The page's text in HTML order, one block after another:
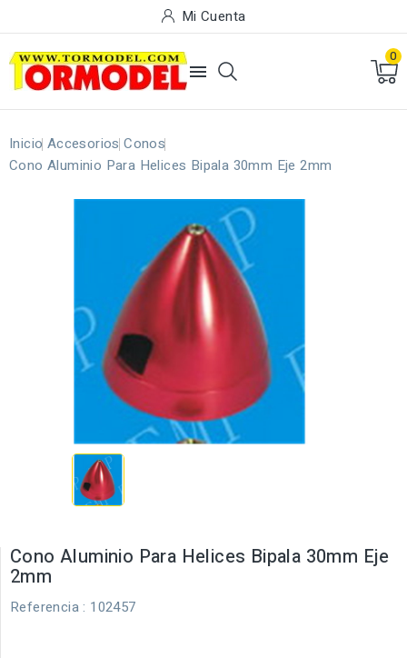
Mi Cuenta

0
Inicio Accesorios Conos
Cono Aluminio Para Helices Bipala 30mm Eje 2mm
Cono Aluminio Para Helices Bipala 30mm Eje
2mm
Referencia : 102457